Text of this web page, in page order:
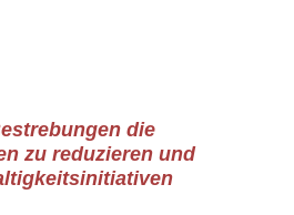
die
zu reduzieren und